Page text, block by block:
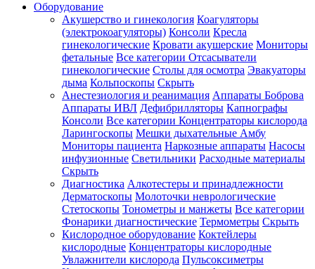
Оборудование
Акушерство и гинекология Коагуляторы
(электрокоагуляторы) Консоли Кресла
гинекологические Кровати акушерские Мониторы
фетальные Все категории Отсасыватели
гинекологические Столы для осмотра Эвакуаторы
дыма Кольпоскопы Скрыть
Анестезиология и реанимация Аппараты Боброва
Аппараты ИВЛ Дефибрилляторы Капнографы
Консоли Все категории Концентраторы кислорода
Ларингоскопы Мешки дыхательные Амбу
Мониторы пациента Наркозные аппараты Насосы
инфузионные Светильники Расходные материалы
Скрыть
Диагностика Алкотестеры и принадлежности
Дерматоскопы Молоточки неврологические
Стетоскопы Тонометры и манжеты Все категории
Фонарики диагностические Термометры Скрыть
Кислородное оборудование Коктейлеры
кислородные Концентраторы кислородные
Увлажнители кислорода Пульсоксиметры